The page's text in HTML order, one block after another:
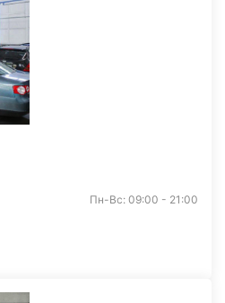
Пн-Вс: 09:00 - 21:00